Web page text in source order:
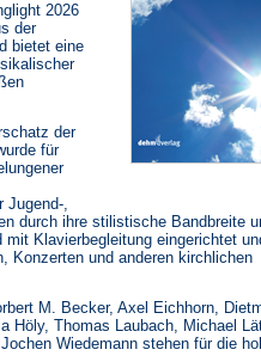
2026
der
bietet eine
der
für
Jugend-,
durch ihre stilistische Bandbreite
Klavierbegleitung eingerichtet
Konzerten und anderen kirchlichen
M. Becker, Axel Eichhorn,
Höly, Thomas Laubach, Michael
Wiedemann stehen für die